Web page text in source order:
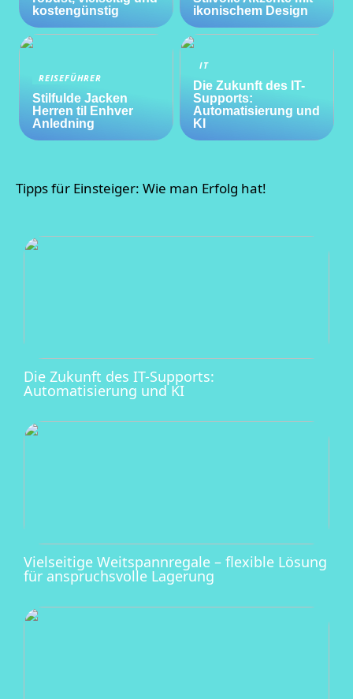
kostengünstig
ikonischem Design
REISEFÜHRER
Stilfulde Jacken
Herren til Enhver
Anledning
IT
Die Zukunft des IT-
Supports:
Automatisierung und
KI
Tipps für Einsteiger: Wie man Erfolg hat!
Die Zukunft des IT-Supports:
Automatisierung und KI
Vielseitige Weitspannregale – flexible Lösung
für anspruchsvolle Lagerung